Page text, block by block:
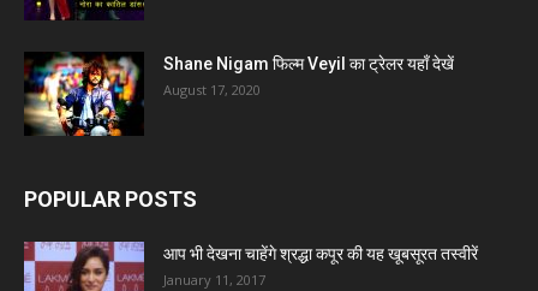
Shane Nigam फिल्म Veyil का ट्रेलर यहाँ देखें
August 17, 2020
POPULAR POSTS
आप भी देखना चाहेंगे श्रद्धा कपूर की यह खूबसूरत तस्वीरें
January 11, 2017